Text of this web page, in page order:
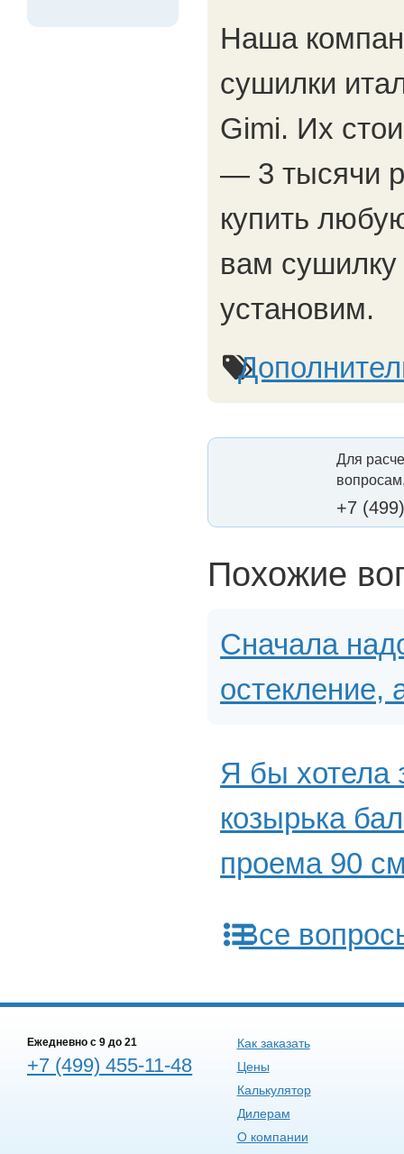
Наша
сушилки
Gimi. Их
— 3 тысячи
купить
вам
установим.
Для
+7
Похожие
Сначала
остекление,
Я бы хотела
козырька
проема 90
Все
Ежедневно c 9 до 21
+7 (499) 455-11-48
Как заказать
Цены
Калькулятор
Дилерам
О компании